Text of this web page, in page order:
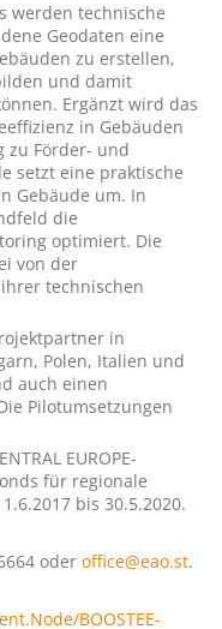
werden technische
Geodaten eine
zu erstellen,
und damit
Ergänzt wird das
in Gebäuden
zu Förder- und
setzt eine praktische
Gebäude um. In
die
optimiert. Die
von der
technischen
in
Polen, Italien und
auch einen
Pilotumsetzungen
EUROPE-
für regionale
bis 30.5.2020.
oder office@eao.st.
BOOSTEE-